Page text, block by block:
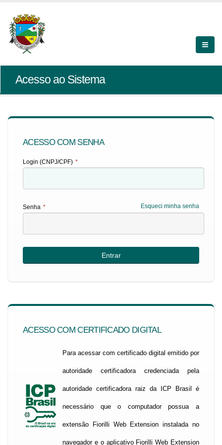
Acesso ao Sistema
ACESSO COM SENHA
Login (CNPJ/CPF) *
Esqueci minha senha
Senha *
ACESSO COM CERTIFICADO DIGITAL
Para acessar com certificado digital emitido por
autoridade certificadora credenciada pela
autoridade certificadora raiz da ICP Brasil é
necessário que o computador possua a
extensão Fiorilli Web Extension instalada no
navegador e o aplicativo Fiorilli Web Extension